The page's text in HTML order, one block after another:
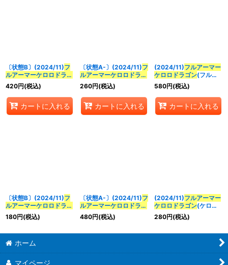
絞り込む
〔状態B〕(2024/11)フ
ルアーマーケロロドラゴ
ン(フルアート)【CP】
{BS69-CP02}《多》
420円(税込)
カートに入れる
〔状態A-〕(2024/11)フ
ルアーマーケロロドラゴ
ン(ケロロコラボフレー
ム)【CP】{BS69-
CP02}《多》
260円(税込)
カートに入れる
(2024/11)フルアーマー
ケロロドラゴン(フルア
ート)【CP】{BS69-
CP02}《多》
580円(税込)
カートに入れる
〔状態B〕(2024/11)フ
ルアーマーケロロドラゴ
ン(ケロロコラボフレー
ム)【CP】{BS69-
180円(税込)
〔状態A-〕(2024/11)フ
ルアーマーケロロドラゴ
ン(フルアート)【CP】
{BS69-CP02}《多》
480円(税込)
(2024/11)フルアーマー
ケロロドラゴン(ケロロ
コラボフレーム)【CP】
{BS69-CP02}《多》
280円(税込)
ホーム
マイページ